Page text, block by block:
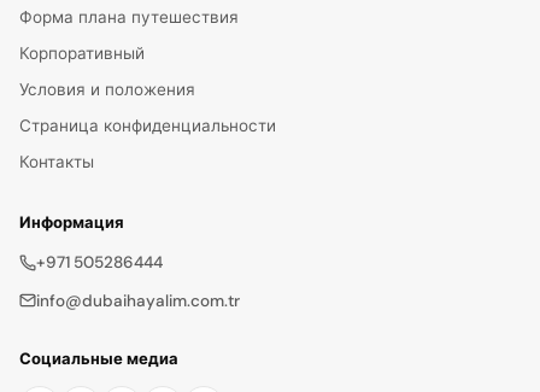
Форма плана путешествия
Корпоративный
Условия и положения
Страница конфиденциальности
Контакты
Информация
+971 505286444
info@dubaihayalim.com.tr
Социальные медиа